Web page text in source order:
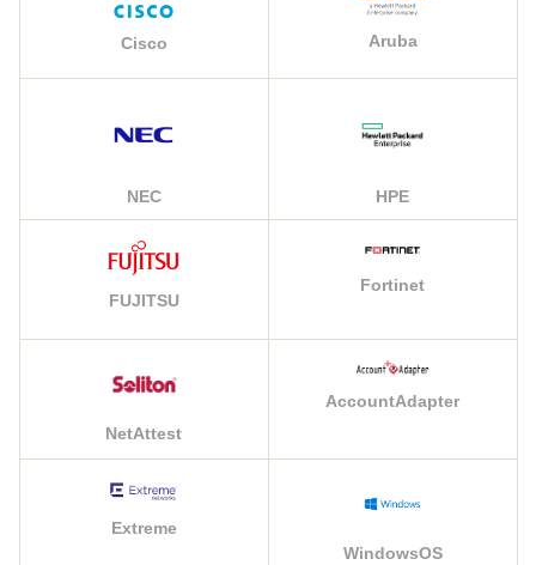
Cisco Aruba
NEC HPE
FUJITSU
Fortinet
NetAttest
AccountAdapter
Extreme
WindowsOS